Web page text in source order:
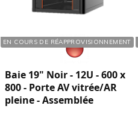
EN COURS DE RÉAPPROVISIONNEMENT
Réf. : 760121
Baie 19" Noir - 12U - 600 x
800 - Porte AV vitrée/AR
pleine - Assemblée